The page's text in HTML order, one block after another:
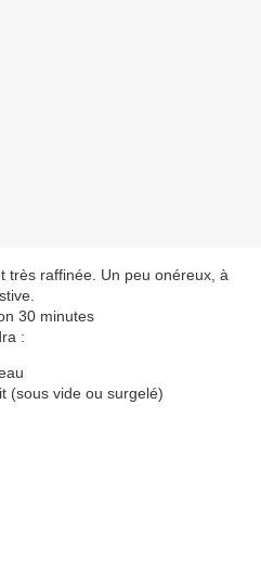
très raffinée. Un peu onéreux, à
30 minutes
:
(sous vide ou surgelé)